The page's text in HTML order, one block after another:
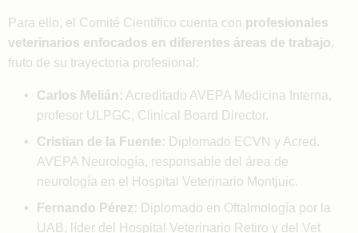
Para ello, el Comité Científico cuenta con profesionales
veterinarios enfocados en diferentes áreas de trabajo
fruto de su trayectoria profesional:
Carlos Melián: Acreditado AVEPA Medicina Interna,
profesor ULPGC, Clinical Board Director.
Cristian de la Fuente: Diplomado ECVN y Acred.
AVEPA Neurología, responsable del área de
neurología en el Hospital Veterinario Montjuic.
Fernando Pérez: Diplomado en Oftalmología por la
UAB, líder del Hospital Veterinario Retiro y del Vet